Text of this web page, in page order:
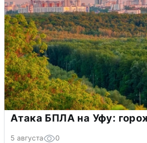
Атака БПЛА на Уфу:
5 августа 0